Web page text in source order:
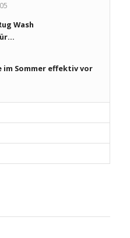
Wash
im Sommer effektiv vor